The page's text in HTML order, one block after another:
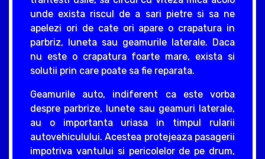
unde exista riscul de a sari pietre si sa ne
apelezi ori de cate ori apare o crapatura in
parbriz, luneta sau geamurile laterale. Daca
nu este o crapatura foarte mare, exista si
solutii prin care poate sa fie reparata.
Geamurile auto, indiferent ca este vorba
despre parbrize, lunete sau geamuri laterale,
au o importanta uriasa in timpul rularii
autovehiculului. Acestea protejeaza pasagerii
impotriva vantului si pericolelor de pe drum,